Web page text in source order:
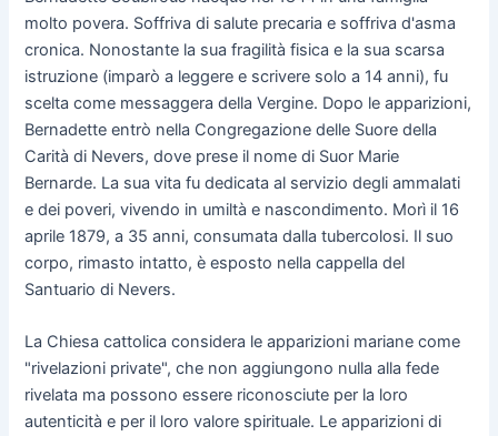
molto povera. Soffriva di salute precaria e soffriva d'asma
cronica. Nonostante la sua fragilità fisica e la sua scarsa
istruzione (imparò a leggere e scrivere solo a 14 anni), fu
scelta come messaggera della Vergine. Dopo le apparizioni,
Bernadette entrò nella Congregazione delle Suore della
Carità di Nevers, dove prese il nome di Suor Marie
Bernarde. La sua vita fu dedicata al servizio degli ammalati
e dei poveri, vivendo in umiltà e nascondimento. Morì il 16
aprile 1879, a 35 anni, consumata dalla tubercolosi. Il suo
corpo, rimasto intatto, è esposto nella cappella del
Santuario di Nevers.
La Chiesa cattolica considera le apparizioni mariane come
"rivelazioni private", che non aggiungono nulla alla fede
rivelata ma possono essere riconosciute per la loro
autenticità e per il loro valore spirituale. Le apparizioni di